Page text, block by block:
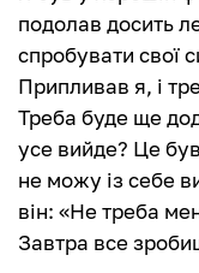
подолав досить
спробувати свої
Припливав я, і
Треба буде ще
усе вийде? Це
не можу із себе
він: «Не треба
Завтра все